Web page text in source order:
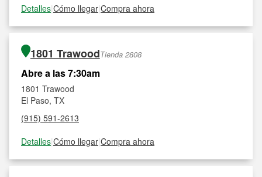
Detalles|Cómo llegar|Compra ahora
1801 TrawoodTienda 2808
Abre a las 7:30am
1801 Trawood
El Paso, TX
(915) 591-2613
Detalles|Cómo llegar|Compra ahora